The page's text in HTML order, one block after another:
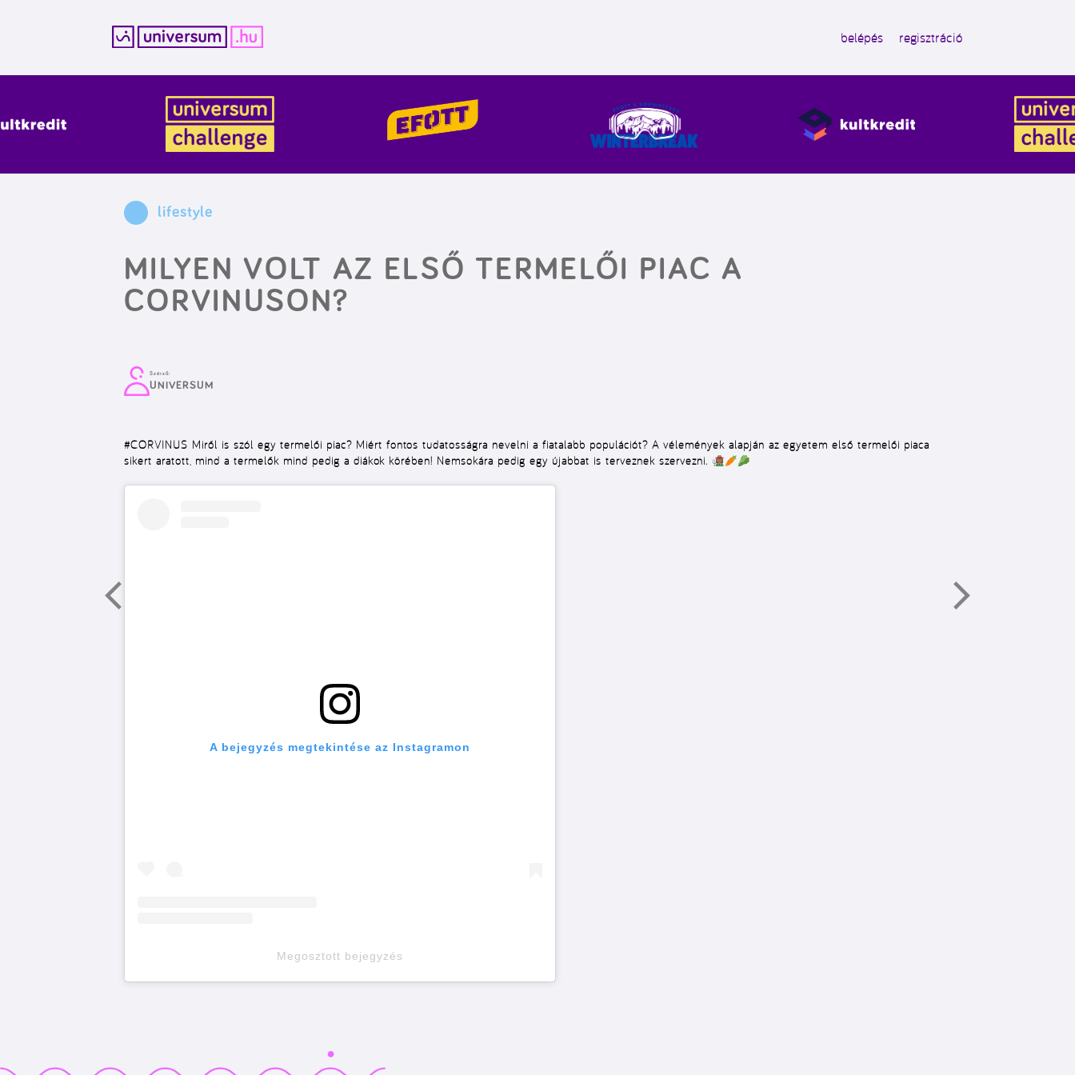
belépés regisztráció
lifestyle
MILYEN VOLT AZ ELSŐ TERMELŐI PIAC A
CORVINUSON?
Szerző:
UNIVERSUM
#CORVINUS Miről is szól egy termelői piac? Miért fontos tudatosságra nevelni a fiatalabb populációt? A vélemények alapján az egyetem első termelői piaca
sikert aratott, mind a termelők mind pedig a diákok körében! Nemsokára pedig egy újabbat is terveznek szervezni.
A bejegyzés megtekintése az Instagramon
Megosztott bejegyzés